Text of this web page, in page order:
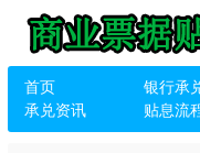
首页 银行承
承兑资讯
贴息流